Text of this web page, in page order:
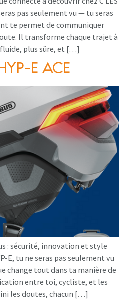
pas seulement vu — tu seras
te permet de communiquer
Il transforme chaque trajet à
plus sûre, et […]
E ACE
: sécurité, innovation et style
E, tu ne seras pas seulement vu
change tout dans ta manière de
entre toi, cycliste, et les
les doutes, chacun […]